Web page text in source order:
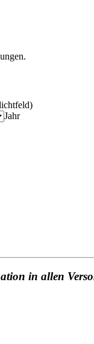
Jahr
in allen